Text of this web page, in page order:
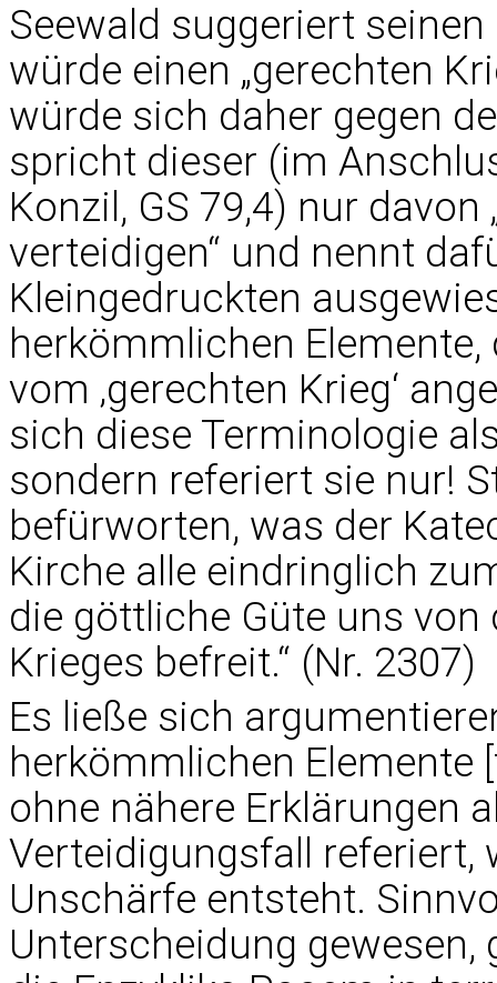
Seewald suggeriert seinen
würde einen „gerechten
würde sich daher gegen
spricht dieser (im
Konzil, GS 79,4) nur
verteidigen“ und nennt
Kleingedruckten
herkömmlichen
vom ‚gerechten Krieg‘
sich diese Terminologie
sondern referiert sie nur!
befürworten, was der
Kirche alle eindringlich
die göttliche Güte uns
Krieges befreit.“ (Nr. 2307)
Es ließe sich
herkömmlichen Elemente
ohne nähere Erklärungen
Verteidigungsfall
Unschärfe entsteht.
Unterscheidung